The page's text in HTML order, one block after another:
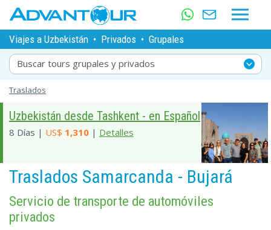
Viajes a Uzbekistán • Privados • Grupales
Buscar tours grupales y privados
Traslados
Uzbekistán desde Tashkent - en Español
8 Días | US$ 1,310 | Detalles
Traslados Samarcanda - Bujará
Servicio de transporte de automóviles
privados